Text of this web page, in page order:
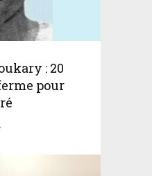
: 20
pour